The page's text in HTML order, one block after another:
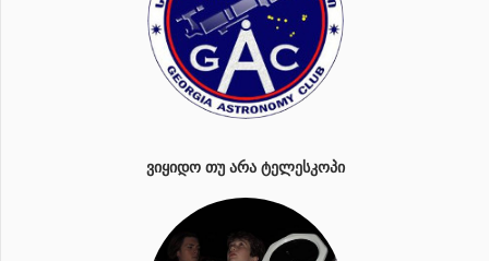
ᲕᲘᲧᲘᲓᲝ ᲗᲣ ᲐᲠᲐ ᲢᲔᲚᲔᲡᲙᲝᲞᲘ